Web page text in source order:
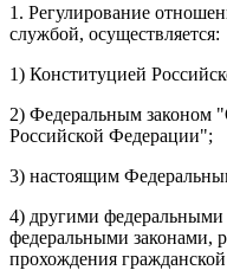
1. Регулирование
службой, осуществляется:
1) Конституцией
2) Федеральным законом
Российской Федерации";
3) настоящим
4) другими федеральными
федеральными законами,
прохождения